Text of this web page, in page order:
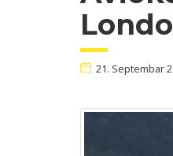
21. Septembar